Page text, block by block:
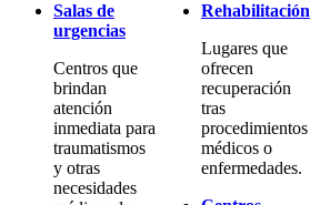
Salas de
urgencias
Centros que
brindan
atención
inmediata para
traumatismos
y otras
necesidades
Rehabilitación
Lugares que
ofrecen
recuperación
tras
procedimientos
médicos o
enfermedades.